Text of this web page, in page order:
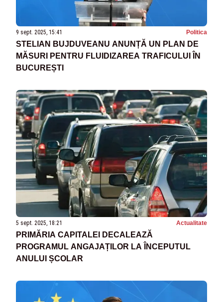
9 sept. 2025, 15:41 Politica
STELIAN BUJDUVEANU ANUNȚĂ UN PLAN DE
MĂSURI PENTRU FLUIDIZAREA TRAFICULUI ÎN
BUCUREȘTI
5 sept. 2025, 18:21 Actualitate
PRIMĂRIA CAPITALEI DECALEAZĂ
PROGRAMUL ANGAJAȚILOR LA ÎNCEPUTUL
ANULUI ȘCOLAR